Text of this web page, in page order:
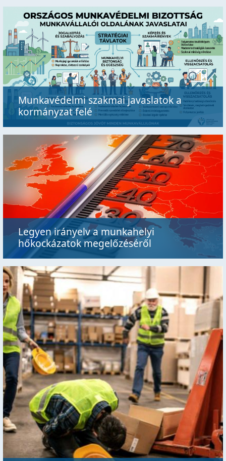
Munkavédelmi szakmai javaslatok a
kormányzat felé
Legyen irányelv a munkahelyi
hőkockázatok megelőzéséről